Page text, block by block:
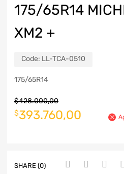
175/65R14
XM2 +
Code: LL-TCA-0510
175/65R14
$428.000,00
$393.760,00
SHARE (0)